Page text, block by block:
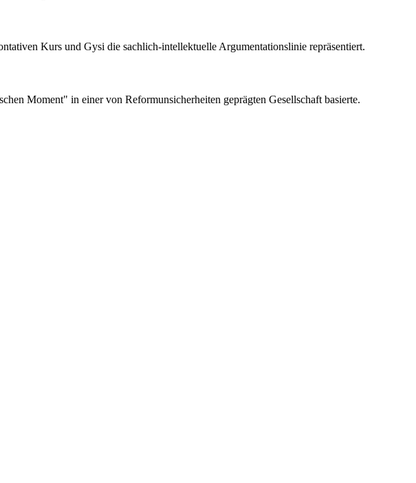
Kurs und Gysi die sachlich-intellektuelle Argumentationslinie repräsentiert.
Moment" in einer von Reformunsicherheiten geprägten Gesellschaft basierte.